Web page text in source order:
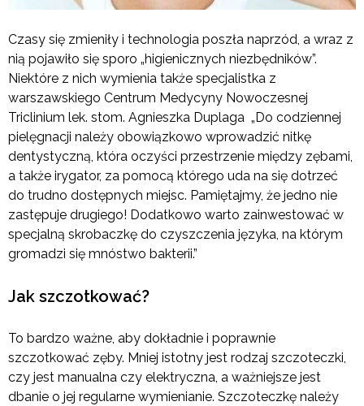
Czasy się zmieniły i technologia poszła naprzód, a wraz z
nią pojawiło się sporo „higienicznych niezbędników”.
Niektóre z nich wymienia także specjalistka z
warszawskiego Centrum Medycyny Nowoczesnej
Triclinium lek. stom. Agnieszka Duplaga „Do codziennej
pielęgnacji należy obowiązkowo wprowadzić nitkę
dentystyczną, która oczyści przestrzenie między zębami,
a także irygator, za pomocą którego uda na się dotrzeć
do trudno dostępnych miejsc. Pamiętajmy, że jedno nie
zastępuje drugiego! Dodatkowo warto zainwestować w
specjalną skrobaczkę do czyszczenia języka, na którym
gromadzi się mnóstwo bakterii.”
Jak szczotkować?
To bardzo ważne, aby dokładnie i poprawnie
szczotkować zęby. Mniej istotny jest rodzaj szczoteczki,
czy jest manualna czy elektryczna, a ważniejsze jest
dbanie o jej regularne wymienianie. Szczoteczkę należy